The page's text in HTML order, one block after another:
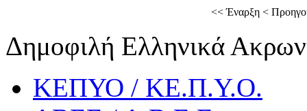
<<Έναρξη <
Δημοφιλή Ελληνικά
ΚΕΠΥΟ / ΚΕ.Π.Υ.Ο.